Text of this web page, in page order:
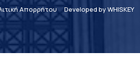
Απορρήτου
Developed by WHISKEY